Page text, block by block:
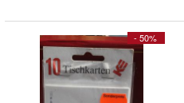
- 50%